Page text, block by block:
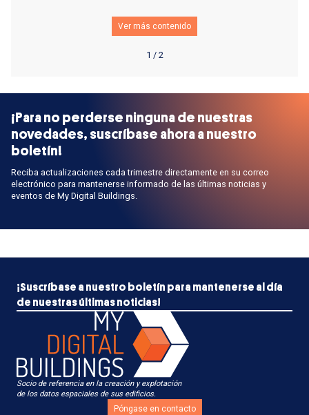
Ver más contenido
1 / 2
¡Para no perderse ninguna de nuestras
novedades, suscríbase ahora a nuestro
boletín!
Reciba actualizaciones cada trimestre directamente en su correo
electrónico para mantenerse informado de las últimas noticias y
eventos de My Digital Buildings.
¡Suscríbase a nuestro boletín para mantenerse al día
de nuestras últimas noticias!
Socio de referencia en la creación y explotación
de los datos espaciales de sus edificios.
Póngase en contacto